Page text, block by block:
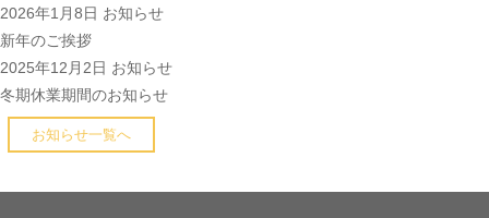
2026年1月8日 お知らせ
新年のご挨拶
2025年12月2日 お知らせ
冬期休業期間のお知らせ
お知らせ一覧へ